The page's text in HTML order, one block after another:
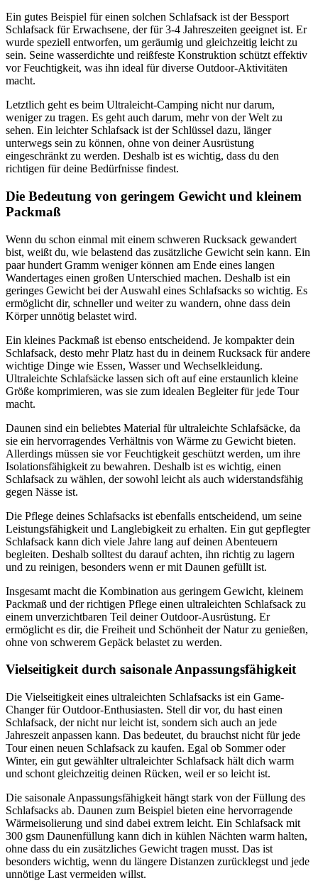
Ein gutes Beispiel für einen solchen Schlafsack ist der Bessport
Schlafsack für Erwachsene, der für 3-4 Jahreszeiten geeignet ist. Er
wurde speziell entworfen, um geräumig und gleichzeitig leicht zu
sein. Seine wasserdichte und reißfeste Konstruktion schützt effektiv
vor Feuchtigkeit, was ihn ideal für diverse Outdoor-Aktivitäten
macht.
Letztlich geht es beim Ultraleicht-Camping nicht nur darum,
weniger zu tragen. Es geht auch darum, mehr von der Welt zu
sehen. Ein leichter Schlafsack ist der Schlüssel dazu, länger
unterwegs sein zu können, ohne von deiner Ausrüstung
eingeschränkt zu werden. Deshalb ist es wichtig, dass du den
richtigen für deine Bedürfnisse findest.
Die Bedeutung von geringem Gewicht und kleinem
Packmaß
Wenn du schon einmal mit einem schweren Rucksack gewandert
bist, weißt du, wie belastend das zusätzliche Gewicht sein kann. Ein
paar hundert Gramm weniger können am Ende eines langen
Wandertages einen großen Unterschied machen. Deshalb ist ein
geringes Gewicht bei der Auswahl eines Schlafsacks so wichtig. Es
ermöglicht dir, schneller und weiter zu wandern, ohne dass dein
Körper unnötig belastet wird.
Ein kleines Packmaß ist ebenso entscheidend. Je kompakter dein
Schlafsack, desto mehr Platz hast du in deinem Rucksack für andere
wichtige Dinge wie Essen, Wasser und Wechselkleidung.
Ultraleichte Schlafsäcke lassen sich oft auf eine erstaunlich kleine
Größe komprimieren, was sie zum idealen Begleiter für jede Tour
macht.
Daunen sind ein beliebtes Material für ultraleichte Schlafsäcke, da
sie ein hervorragendes Verhältnis von Wärme zu Gewicht bieten.
Allerdings müssen sie vor Feuchtigkeit geschützt werden, um ihre
Isolationsfähigkeit zu bewahren. Deshalb ist es wichtig, einen
Schlafsack zu wählen, der sowohl leicht als auch widerstandsfähig
gegen Nässe ist.
Die Pflege deines Schlafsacks ist ebenfalls entscheidend, um seine
Leistungsfähigkeit und Langlebigkeit zu erhalten. Ein gut gepflegter
Schlafsack kann dich viele Jahre lang auf deinen Abenteuern
begleiten. Deshalb solltest du darauf achten, ihn richtig zu lagern
und zu reinigen, besonders wenn er mit Daunen gefüllt ist.
Insgesamt macht die Kombination aus geringem Gewicht, kleinem
Packmaß und der richtigen Pflege einen ultraleichten Schlafsack zu
einem unverzichtbaren Teil deiner Outdoor-Ausrüstung. Er
ermöglicht es dir, die Freiheit und Schönheit der Natur zu genießen,
ohne von schwerem Gepäck belastet zu werden.
Vielseitigkeit durch saisonale Anpassungsfähigkeit
Die Vielseitigkeit eines ultraleichten Schlafsacks ist ein Game-
Changer für Outdoor-Enthusiasten. Stell dir vor, du hast einen
Schlafsack, der nicht nur leicht ist, sondern sich auch an jede
Jahreszeit anpassen kann. Das bedeutet, du brauchst nicht für jede
Tour einen neuen Schlafsack zu kaufen. Egal ob Sommer oder
Winter, ein gut gewählter ultraleichter Schlafsack hält dich warm
und schont gleichzeitig deinen Rücken, weil er so leicht ist.
Die saisonale Anpassungsfähigkeit hängt stark von der Füllung des
Schlafsacks ab. Daunen zum Beispiel bieten eine hervorragende
Wärmeisolierung und sind dabei extrem leicht. Ein Schlafsack mit
300 gsm Daunenfüllung kann dich in kühlen Nächten warm halten,
ohne dass du ein zusätzliches Gewicht tragen musst. Das ist
besonders wichtig, wenn du längere Distanzen zurücklegst und jede
unnötige Last vermeiden willst.